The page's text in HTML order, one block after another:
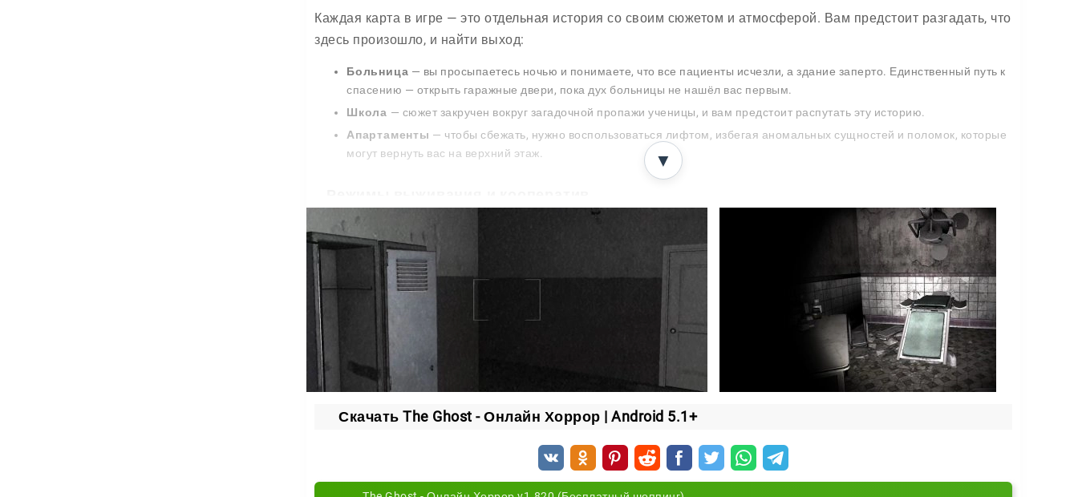
Каждая карта в игре — это отдельная история со своим сюжетом и атмосферой. Вам предстоит разгадать, что
здесь произошло, и найти выход:
Больница — вы просыпаетесь ночью и понимаете, что все пациенты исчезли, а здание заперто. Единственный путь к
спасению — открыть гаражные двери, пока дух больницы не нашёл вас первым.
Школа — сюжет закручен вокруг загадочной пропажи ученицы, и вам предстоит распутать эту историю.
Апартаменты — чтобы сбежать, нужно воспользоваться лифтом, избегая аномальных сущностей и поломок, которые
могут вернуть вас на верхний этаж.
Игра предлагает две стороны конфликта, и каждая меняет ваш стиль игры:
Выжившие— объединяйтесь в команду до пяти человек, выполняйте задачи и вместе покидайте опасное место.
Призрак— берите на себя роль охотника, ваша цель остановить выживших любой ценой.
Игра за призрака добавляет напряжения и заставляет планировать каждый шаг. А для выживших главный
козырь — сплочённость: в одиночку против духа долго не продержаться.
Ключевые элементы геймплея
избегать ловушек.
▼
Скачать The Ghost - Онлайн Хоррор | Android 5.1+